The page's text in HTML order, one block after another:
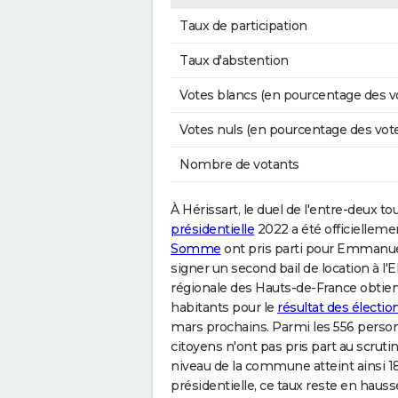
Taux de participation
Taux d'abstention
Votes blancs (en pourcentage des
Votes nuls (en pourcentage des
Nombre de votants
À Hérissart, le duel de l'entre-deux
présidentielle 2022 a été
Somme ont pris parti pour
signer un second bail de location à
régionale des Hauts-de-France
habitants pour le résultat des
mars prochains. Parmi les 556
citoyens n'ont pas pris part au
niveau de la commune atteint ainsi
présidentielle, ce taux reste en